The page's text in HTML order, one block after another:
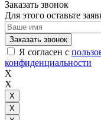
Заказать звонок
Для этого оставьте
Заказать звонок
Я согласен с
конфиденциальности
X
X
X
X